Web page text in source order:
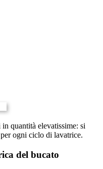
quantità elevatissime: si
ogni ciclo di lavatrice.
del bucato